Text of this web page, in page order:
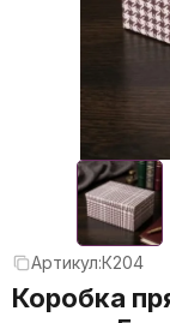
Артикул:К204
Коробка